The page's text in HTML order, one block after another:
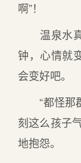
啊”！
温泉水真
钟，心情就
会变好吧。
“都怪那
刻这么孩子
地抱怨。